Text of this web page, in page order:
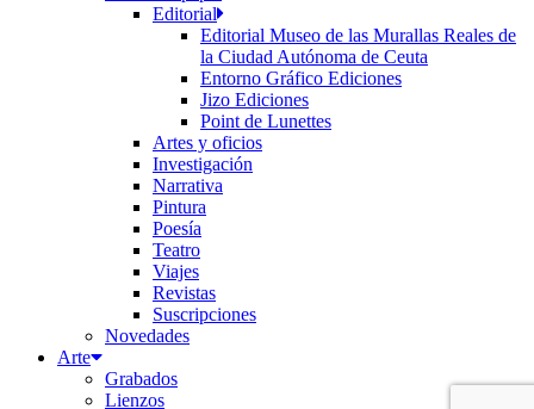
Editorial
Editorial Museo de las Murallas Reales de
la Ciudad Autónoma de Ceuta
Entorno Gráfico Ediciones
Jizo Ediciones
Point de Lunettes
Artes y oficios
Investigación
Narrativa
Pintura
Poesía
Teatro
Viajes
Revistas
Suscripciones
Novedades
Arte
Grabados
Lienzos